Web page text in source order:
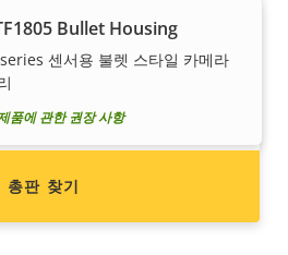
Bullet Housing
센서용 불렛 스타일 카메라
품에 관한 권장 사항
원하시나요?
가요? Axis 제품/시스템 총판
정보를 찾아보세요.
총판 찾기